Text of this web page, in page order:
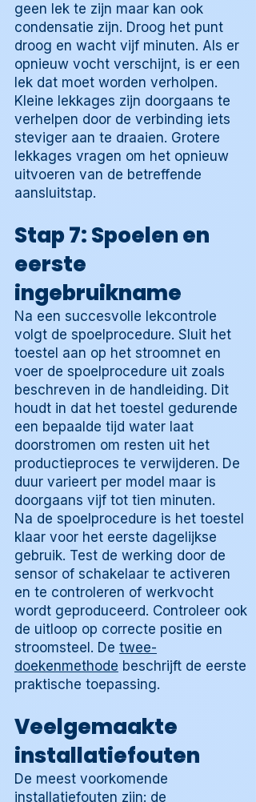
geen lek te zijn maar kan ook
condensatie zijn. Droog het punt
droog en wacht vijf minuten. Als er
opnieuw vocht verschijnt, is er een
lek dat moet worden verholpen.
Kleine lekkages zijn doorgaans te
verhelpen door de verbinding iets
steviger aan te draaien. Grotere
lekkages vragen om het opnieuw
uitvoeren van de betreffende
aansluitstap.
Stap 7: Spoelen en
eerste
ingebruikname
Na een succesvolle lekcontrole
volgt de spoelprocedure. Sluit het
toestel aan op het stroomnet en
voer de spoelprocedure uit zoals
beschreven in de handleiding. Dit
houdt in dat het toestel gedurende
een bepaalde tijd water laat
doorstromen om resten uit het
productieproces te verwijderen. De
duur varieert per model maar is
doorgaans vijf tot tien minuten.
Na de spoelprocedure is het toestel
klaar voor het eerste dagelijkse
gebruik. Test de werking door de
sensor of schakelaar te activeren
en te controleren of werkvocht
wordt geproduceerd. Controleer ook
de uitloop op correcte positie en
stroomsteel. De twee-
doekenmethode beschrijft de eerste
praktische toepassing.
Veelgemaakte
installatiefouten
De meest voorkomende
installatiefouten zijn: de